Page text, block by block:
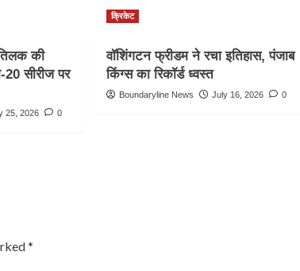
की
20 सीरीज पर
25, 2026 0
क्रिकेट
वॉशिंगटन फ्रीडम ने रचा इतिहास, पंजाब
किंग्स का रिकॉर्ड ध्वस्त
Boundaryline News July 16, 2026 0
*